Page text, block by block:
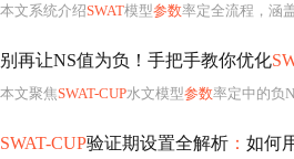
本文系统介绍SWAT模型参数率定全流程，涵盖
别再让NS值为负！手把手教你优化
本文聚焦SWAT-CUP水文模型参数率定中的负
SWAT-CUP验证期设置全解析 ： 如何